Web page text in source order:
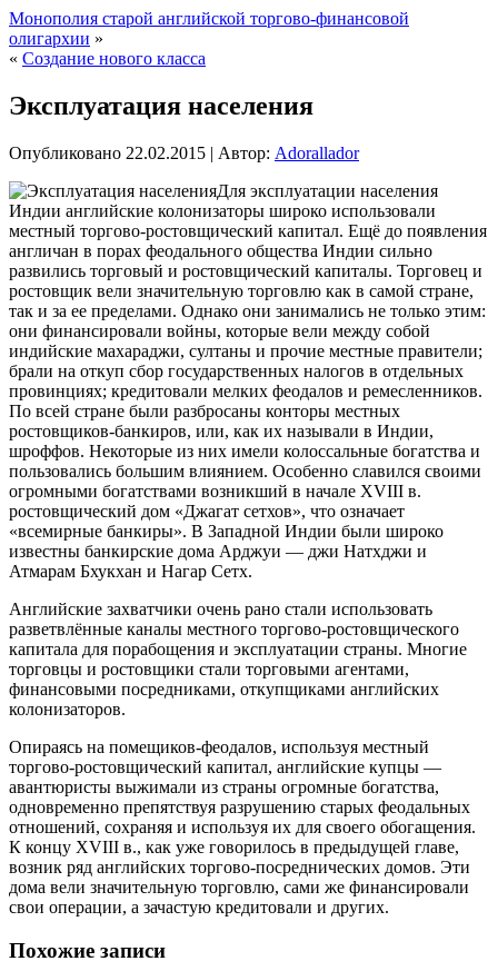
Монополия старой английской торгово-финансовой
олигархии »
« Создание нового класса
Эксплуатация населения
Опубликовано 22.02.2015 | Автор: Adorallador
Для эксплуатации населения
Индии английские колонизаторы широко использовали
местный торгово-ростовщический капитал. Ещё до появления
англичан в порах феодального общества Индии сильно
развились торговый и ростовщический капиталы. Торговец и
ростовщик вели значительную торговлю как в самой стране,
так и за ее пределами. Однако они занимались не только этим:
они финансировали войны, которые вели между собой
индийские махараджи, султаны и прочие местные правители;
брали на откуп сбор государственных налогов в отдельных
провинциях; кредитовали мелких феодалов и ремесленников.
По всей стране были разбросаны конторы местных
ростовщиков-банкиров, или, как их называли в Индии,
шроффов. Некоторые из них имели колоссальные богатства и
пользовались большим влиянием. Особенно славился своими
огромными богатствами возникший в начале XVIII в.
ростовщический дом «Джагат сетхов», что означает
«всемирные банкиры». В Западной Индии были широко
известны банкирские дома Арджуи — джи Натхджи и
Атмарам Бхукхан и Нагар Сетх.
Английские захватчики очень рано стали использовать
разветвлённые каналы местного торгово-ростовщического
капитала для порабощения и эксплуатации страны. Многие
торговцы и ростовщики стали торговыми агентами,
финансовыми посредниками, откупщиками английских
колонизаторов.
Опираясь на помещиков-феодалов, используя местный
торгово-ростовщический капитал, английские купцы —
авантюристы выжимали из страны огромные богатства,
одновременно препятствуя разрушению старых феодальных
отношений, сохраняя и используя их для своего обогащения.
К концу XVIII в., как уже говорилось в предыдущей главе,
возник ряд английских торгово-посреднических домов. Эти
дома вели значительную торговлю, сами же финансировали
свои операции, а зачастую кредитовали и других.
Похожие записи